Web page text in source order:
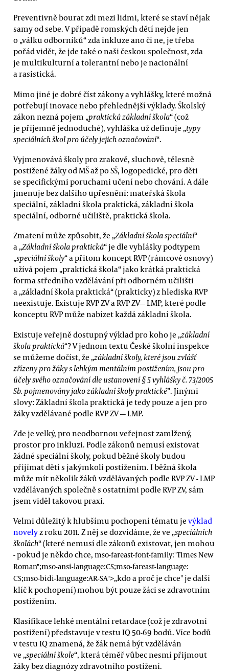
Preventivně bourat zdi mezi lidmi, které se staví nějak
samy od sebe. V případě romských dětí nejde jen
o „válku odborníků“ zda inkluze ano či ne, je třeba
pořád vidět, že jde také o naši českou společnost, zda
je multikulturní a tolerantní nebo je nacionální
a rasistická.
Mimo jiné je dobré číst zákony a vyhlášky, které možná
potřebují inovace nebo přehlednější výklady. Školský
zákon nezná pojem „praktická základní škola“ (což
je příjemně jednoduché), vyhláška už definuje „typy
speciálních škol pro účely jejich označování“.
Vyjmenovává školy pro zrakově, sluchově, tělesně
postižené žáky od MŠ až po SŠ, logopedické, pro děti
se specifickými poruchami učení nebo chování. A dále
jmenuje bez dalšího upřesnění: mateřská škola
speciální, základní škola praktická, základní škola
speciální, odborné učiliště, praktická škola.
Zmatení může způsobit, že „Základní škola speciální“
a „Základní škola praktická“ je dle vyhlášky podtypem
„speciální školy“ a přitom koncept RVP (rámcové osnovy)
užívá pojem „praktická škola“ jako krátká praktická
forma středního vzdělávání při odborném učilišti
a „základní škola praktická“ (prakticky) z hlediska RVP
neexistuje. Existuje RVP ZV a RVP ZV— LMP, které podle
konceptu RVP může nabízet každá základní škola.
Existuje veřejně dostupný výklad pro koho je „základní
škola praktická“? V jednom textu České školní inspekce
se můžeme dočíst, že „základní školy, které jsou zvlášť
zřízeny pro žáky s lehkým mentálním postižením, jsou pro
účely svého označování dle ustanovení § 5 vyhlášky č. 73/2005
Sb. pojmenovány jako základní školy praktické”. Jinými
slovy: Základní škola praktická je tedy pouze a jen pro
žáky vzdělávané podle RVP ZV — LMP.
Zde je velký, pro neodbornou veřejnost zamlžený,
prostor pro inkluzi. Podle zákonů nemusí existovat
žádné speciální školy, pokud běžné školy budou
přijímat děti s jakýmkoli postižením. I běžná škola
může mít několik žáků vzdělávaných podle RVP ZV - LMP
vzdělávaných společně s ostatními podle RVP ZV, sám
jsem viděl takovou praxi.
Velmi důležitý k hlubšímu pochopení tématu je výklad
novelyz roku 2011. Z něj se dozvídáme, že ve „speciálních
školách“ (které nemusí dle zákonů existovat, jen mohou
- pokud je někdo chce, mso-fareast-font-family:"Times New
Roman";mso-ansi-language:CS;mso-fareast-language:
CS;mso-bidi-language:AR-SA">„kdo a proč je chce" je další
klíč k pochopení) mohou být pouze žáci se zdravotním
postižením.
Klasifikace lehké mentální retardace (což je zdravotní
postižení) představuje v testu IQ 50-69 bodů. Více bodů
v testu IQ znamená, že žák nemá být vzděláván
ve „speciální škole“, která téměř vůbec nesmí přijmout
žáky bez diagnózy zdravotního postižení.